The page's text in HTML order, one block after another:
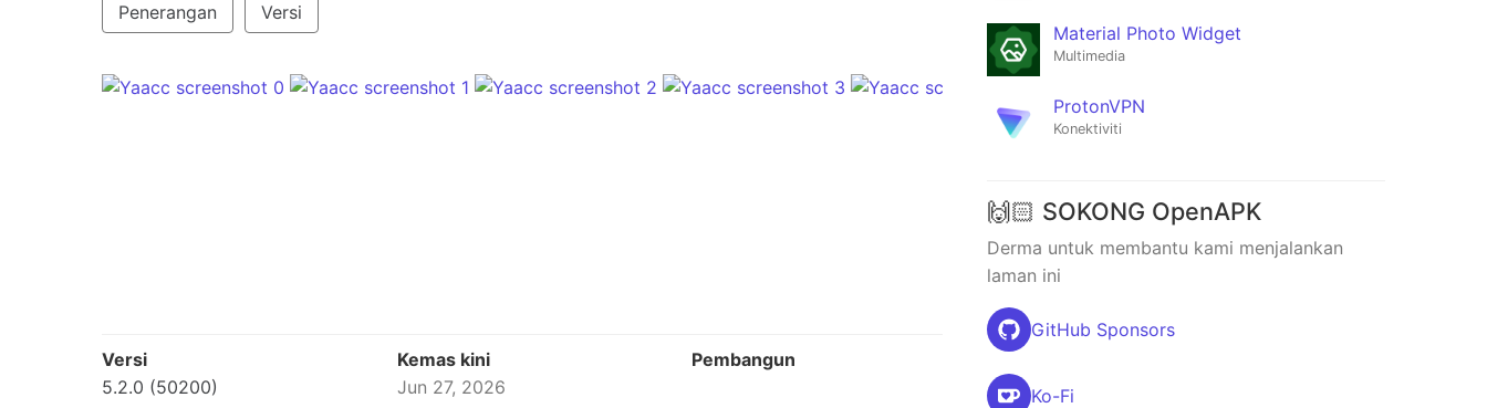
Penerangan Versi
Versi
5.2.0 (50200)
Kemas kini
Jun 27, 2026
Pembangun
Material Photo Widget
Multimedia
ProtonVPN
Konektiviti
🙌🏻 SOKONG OpenAPK
Derma untuk membantu kami menjalankan
laman ini
GitHub Sponsors
Ko-Fi